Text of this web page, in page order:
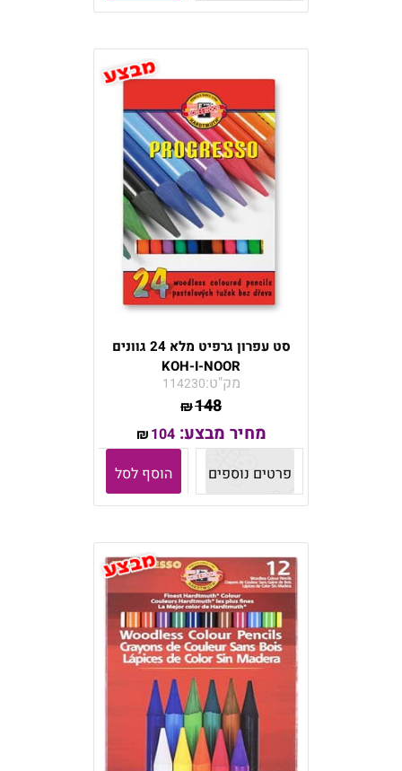
סט עפרון גרפיט מלא 24 גוונים
KOH-I-NOOR
מק"ט:114230
₪148
מחיר מבצע: ₪104
פרטים נוספים
הוסף לסל